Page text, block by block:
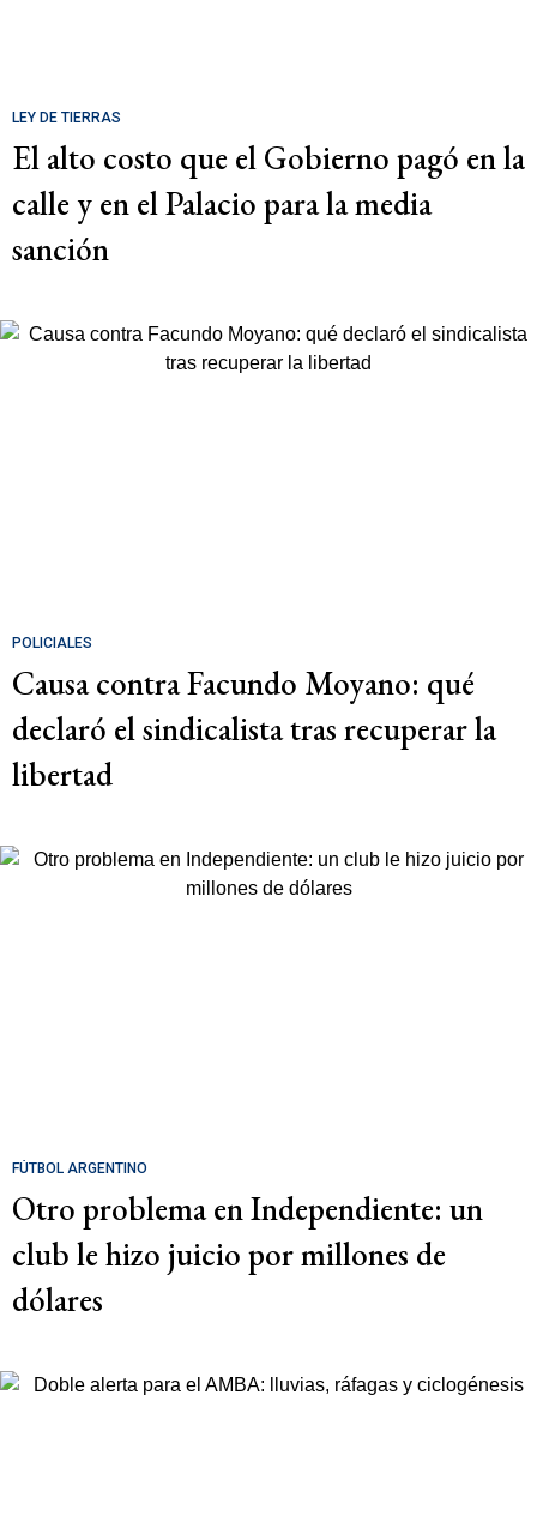
LEY DE TIERRAS
El alto costo que el Gobierno pagó en la
calle y en el Palacio para la media
sanción
POLICIALES
Causa contra Facundo Moyano: qué
declaró el sindicalista tras recuperar la
libertad
FÚTBOL ARGENTINO
Otro problema en Independiente: un
club le hizo juicio por millones de
dólares